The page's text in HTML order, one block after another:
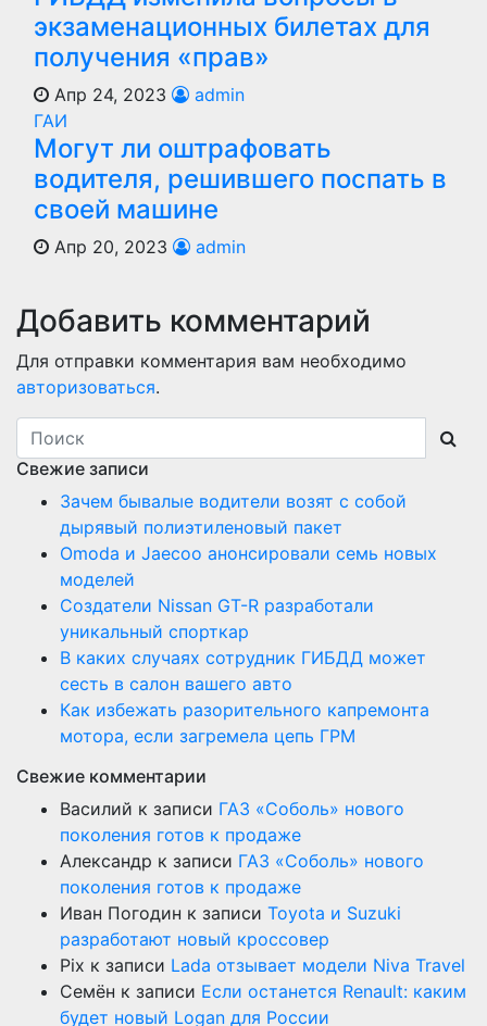
экзаменационных билетах для
получения «прав»
Апр 24, 2023
admin
ГАИ
Могут ли оштрафовать
водителя, решившего поспать в
своей машине
Апр 20, 2023 admin
Добавить комментарий
Для отправки комментария вам необходимо
авторизоваться.
Свежие записи
Зачем бывалые водители возят с собой
дырявый полиэтиленовый пакет
Оmoda и Jaecoo анонсировали семь новых
моделей
Создатели Nissan GT-R разработали
уникальный спорткар
В каких случаях сотрудник ГИБДД может
сесть в салон вашего авто
Как избежать разорительного капремонта
мотора, если загремела цепь ГРМ
Свежие комментарии
Василий к записи ГАЗ «Соболь» нового
поколения готов к продаже
Александр к записи ГАЗ «Соболь» нового
поколения готов к продаже
Иван Погодин к записи Toyota и Suzuki
разработают новый кроссовер
Pix к записи Lada отзывает модели Niva Travel
Семён к записи Если останется Renault: каким
будет новый Logan для России